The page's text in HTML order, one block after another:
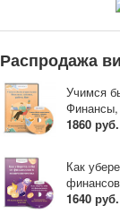
Распродажа
Учимся
Финансы,
1860 руб.
Как
1640 руб.